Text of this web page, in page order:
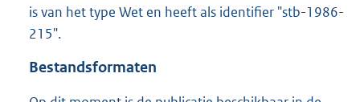
5
is van het type Wet en heeft als identifier "stb-1986-
215".
Bestandsformaten